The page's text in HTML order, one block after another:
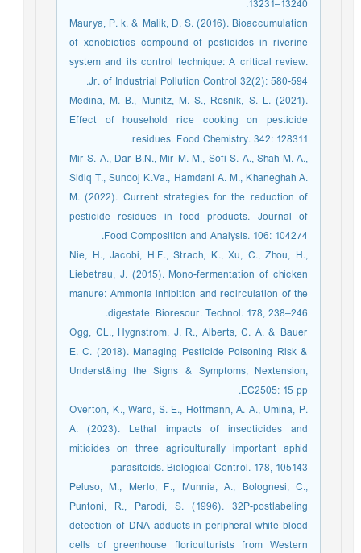
13231–13240.
Maurya, P. k. & Malik, D. S. (2016). Bioaccumulation
of xenobiotics compound of pesticides in riverine
system and its control technique: A critical review.
Jr. of Industrial Pollution Control 32(2): 580-594.
Medina, M. B., Munitz, M. S., Resnik, S. L. (2021).
Effect of household rice cooking on pesticide
residues. Food Chemistry. 342: 128311.
Mir S. A., Dar B.N., Mir M. M., Sofi S. A., Shah M. A.,
Sidiq T., Sunooj K.Va., Hamdani A. M., Khaneghah A.
M. (2022). Current strategies for the reduction of
pesticide residues in food products. Journal of
Food Composition and Analysis. 106: 104274.
Nie, H., Jacobi, H.F., Strach, K., Xu, C., Zhou, H.,
Liebetrau, J. (2015). Mono-fermentation of chicken
manure: Ammonia inhibition and recirculation of the
digestate. Bioresour. Technol. 178, 238–246.
Ogg, CL., Hygnstrom, J. R., Alberts, C. A. & Bauer
E. C. (2018). Managing Pesticide Poisoning Risk &
Underst&ing the Signs & Symptoms, Nextension,
EC2505: 15 pp.
Overton, K., Ward, S. E., Hoffmann, A. A., Umina, P.
A. (2023). Lethal impacts of insecticides and
miticides on three agriculturally important aphid
parasitoids. Biological Control. 178, 105143.
Peluso, M., Merlo, F., Munnia, A., Bolognesi, C.,
Puntoni, R., Parodi, S. (1996). 32P-postlabeling
detection of DNA adducts in peripheral white blood
cells of greenhouse floriculturists from Western